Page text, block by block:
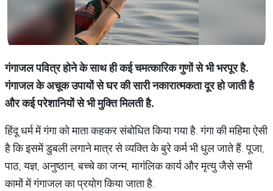
गंगाजलपवित्रहोनेकेसाथहीकईचमत्कारिकगुणोंसेभीभरपूरहै.
गंगाजलकेअचूकउपायोंसेघरकीसारीनकारात्मकतादूरहोजातीहै
औरकईपरेशानियोंसेभीमुक्तिमिलतीहै.
हिंदू धर्म में गंगा को माता कहकर संबोधित किया गया है. गंगा की महिमा ऐसी
है कि इसमें डुबली लगाने मात्र से व्यक्ति के बुरे कर्म भी धुल जाते हैं. पूजा,
पाठ, यज्ञ, अनुष्ठान, बच्चे का जन्म, मागंलिक कार्य और मृत्यु जैसे सभी
कामों में गंगाजल का प्रयोग किया जाता है.